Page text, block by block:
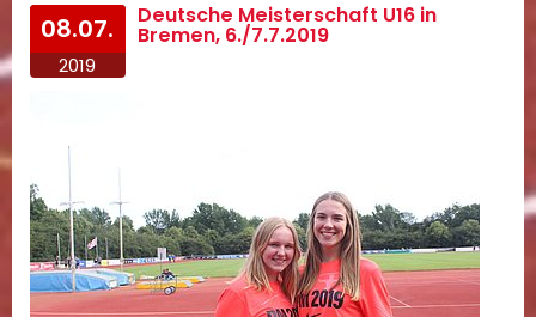
08.07.
2019
Deutsche Meisterschaft U16 in
Bremen, 6./7.7.2019